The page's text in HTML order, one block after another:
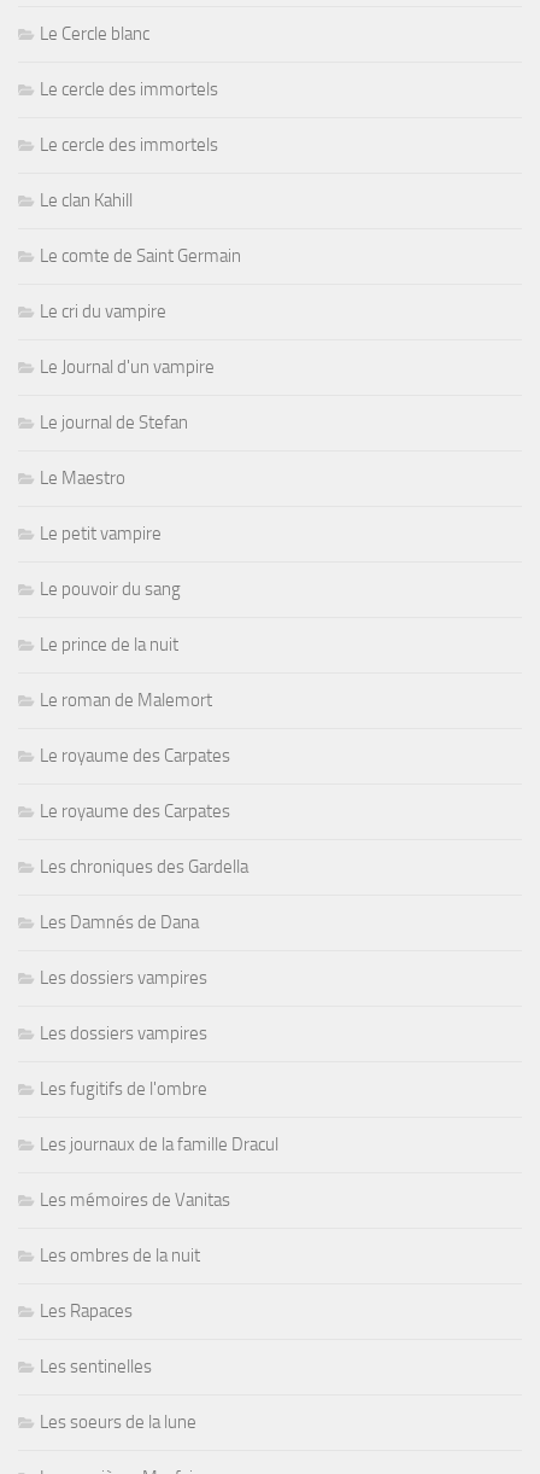
Le Cercle blanc
Le cercle des immortels
Le cercle des immortels
Le clan Kahill
Le comte de Saint Germain
Le cri du vampire
Le Journal d'un vampire
Le journal de Stefan
Le Maestro
Le petit vampire
Le pouvoir du sang
Le prince de la nuit
Le roman de Malemort
Le royaume des Carpates
Le royaume des Carpates
Les chroniques des Gardella
Les Damnés de Dana
Les dossiers vampires
Les dossiers vampires
Les fugitifs de l'ombre
Les journaux de la famille Dracul
Les mémoires de Vanitas
Les ombres de la nuit
Les Rapaces
Les sentinelles
Les soeurs de la lune